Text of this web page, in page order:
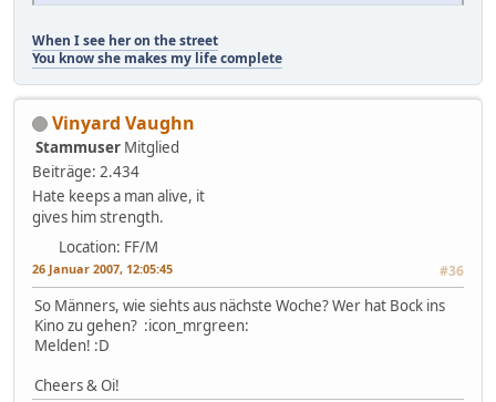
When I see her on the street
You know she makes my life complete
Vinyard Vaughn
Stammuser Mitglied
Beiträge: 2.434
Hate keeps a man alive, it
gives him strength.
Location: FF/M
26 Januar 2007, 12:05:45 #36
So Männers, wie siehts aus nächste Woche? Wer hat Bock ins
Kino zu gehen? :icon_mrgreen:
Melden! :D
Cheers & Oi!